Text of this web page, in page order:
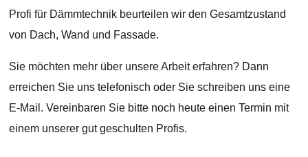
Profi für Dämmtechnik beurteilen wir den Gesamtzustand
von Dach, Wand und Fassade.
Sie möchten mehr über unsere Arbeit erfahren? Dann
erreichen Sie uns telefonisch oder Sie schreiben uns eine
E-Mail. Vereinbaren Sie bitte noch heute einen Termin mit
einem unserer gut geschulten Profis.